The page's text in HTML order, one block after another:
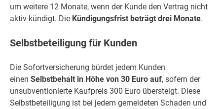
um weitere 12 Monate, wenn der Kunde den Vertrag nicht
aktiv kündigt. Die Kündigungsfrist beträgt drei Monate.
Selbstbeteiligung für Kunden
Die Sofortversicherung bürdet jedem Kunden
einen Selbstbehalt in Höhe von 30 Euro auf, sofern der
unsubventionierte Kaufpreis 300 Euro übersteigt. Diese
Selbstbeteiligung ist bei jedem gemeldeten Schaden und